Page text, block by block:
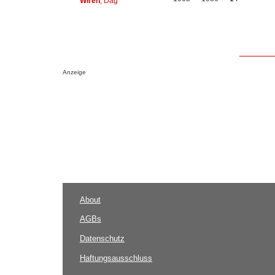
Anzeige
About
AGBs
Datenschutz
Haftungsausschluss